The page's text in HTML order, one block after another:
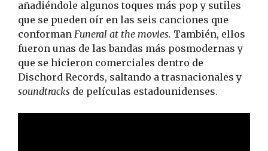
añadiéndole algunos toques más pop y sutiles
que se pueden oír en las seis canciones que
conforman Funeral at the movies. También, ellos
fueron unas de las bandas más posmodernas y
que se hicieron comerciales dentro de
Dischord Records, saltando a trasnacionales y
soundtracks de películas estadounidenses.